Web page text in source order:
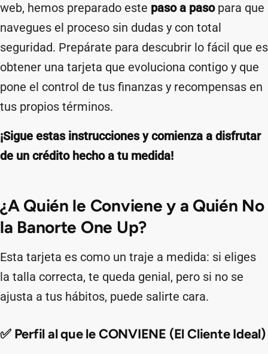
web, hemos preparado este paso a pasopara que
navegues el proceso sin dudas y con total
seguridad. Prepárate para descubrir lo fácil que es
obtener una tarjeta que evoluciona contigo y que
pone el control de tus finanzas y recompensas en
tus propios términos.
¡Sigue estas instrucciones y comienza a disfrutar
de un crédito hecho a tu medida!
¿A Quién le Conviene y a Quién No
la Banorte One Up?
Esta tarjeta es como un traje a medida: si eliges
la talla correcta, te queda genial, pero si no se
ajusta a tus hábitos, puede salirte cara.
✅ Perfil al que le CONVIENE (El Cliente Ideal)